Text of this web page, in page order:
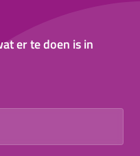
er te doen is in